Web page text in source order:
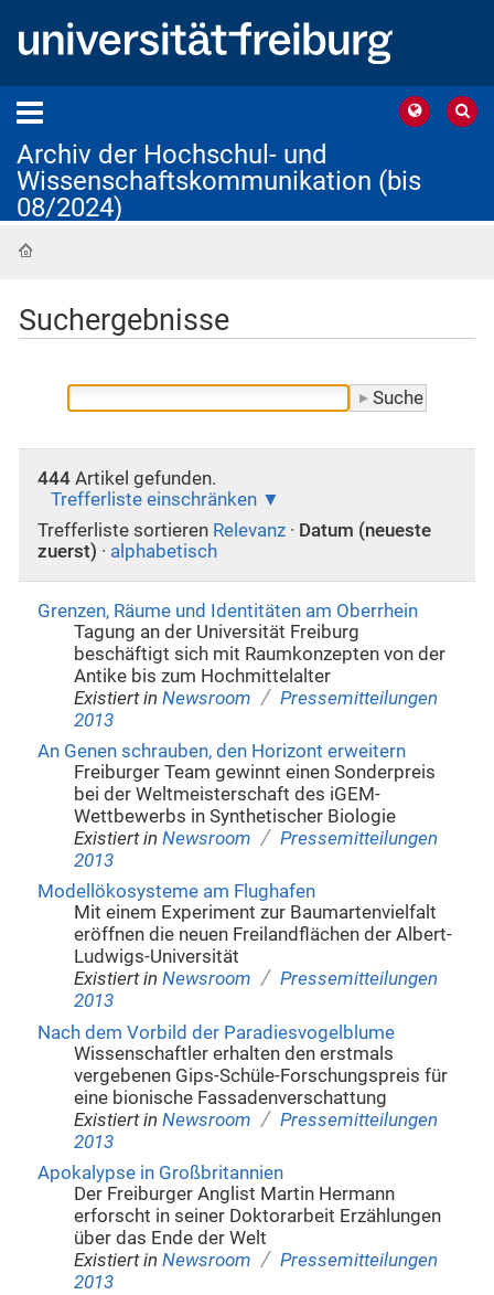
Archiv der Hochschul- und
Wissenschaftskommunikation (bis
08/2024)
Suchergebnisse
444Artikel gefunden.
Trefferliste einschränken
Trefferliste sortieren Relevanz · Datum (neueste
zuerst) · alphabetisch
Grenzen, Räume und Identitäten am Oberrhein
Tagung an der Universität Freiburg
beschäftigt sich mit Raumkonzepten von der
Antike bis zum Hochmittelalter
Existiert in Newsroom / Pressemitteilungen
2013
An Genen schrauben, den Horizont erweitern
Freiburger Team gewinnt einen Sonderpreis
bei der Weltmeisterschaft des iGEM-
Wettbewerbs in Synthetischer Biologie
Existiert in Newsroom / Pressemitteilungen
2013
Modellökosysteme am Flughafen
Mit einem Experiment zur Baumartenvielfalt
eröffnen die neuen Freilandflächen der Albert-
Ludwigs-Universität
Existiert in Newsroom / Pressemitteilungen
2013
Nach dem Vorbild der Paradiesvogelblume
Wissenschaftler erhalten den erstmals
vergebenen Gips-Schüle-Forschungspreis für
eine bionische Fassadenverschattung
Existiert in Newsroom / Pressemitteilungen
2013
Apokalypse in Großbritannien
Der Freiburger Anglist Martin Hermann
erforscht in seiner Doktorarbeit Erzählungen
über das Ende der Welt
Existiert in Newsroom / Pressemitteilungen
2013